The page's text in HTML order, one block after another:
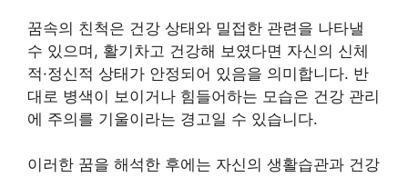
꿈속의 친척은 건강 상태와 밀접한 관련을 나타낼
수 있으며, 활기차고 건강해 보였다면 자신의 신체
적·정신적 상태가 안정되어 있음을 의미합니다. 반
대로 병색이 보이거나 힘들어하는 모습은 건강 관리
에 주의를 기울이라는 경고일 수 있습니다.
이러한 꿈을 해석한 후에는 자신의 생활습관과 건강